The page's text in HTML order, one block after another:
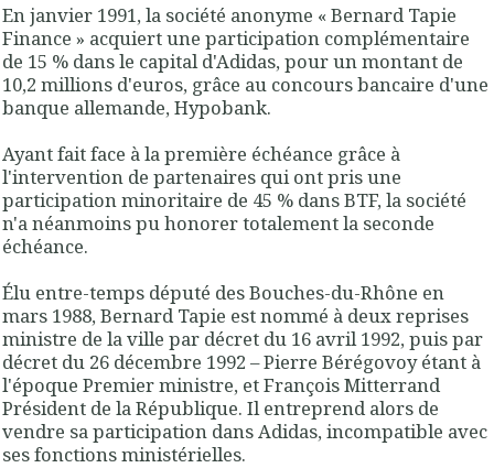
En janvier 1991, la société anonyme « Bernard Tapie
Finance » acquiert une participation complémentaire
de 15 % dans le capital d'Adidas, pour un montant de
10,2 millions d'euros, grâce au concours bancaire d'une
banque allemande, Hypobank.
Ayant fait face à la première échéance grâce à
l'intervention de partenaires qui ont pris une
participation minoritaire de 45 % dans BTF,la société
n'a néanmoins pu honorer totalement la seconde
échéance.
Élu entre-temps député des Bouches-du-Rhône en
mars 1988,Bernard Tapie est nommé à deux reprises
ministre de la ville par décret du 16 avril 1992, puis par
décret du 26 décembre 1992 – Pierre Bérégovoy étant à
l'époque Premier ministre, et François Mitterrand
Président de la République. Ilentreprend alors de
vendre sa participation dans Adidas,incompatible avec
ses fonctions ministérielles.